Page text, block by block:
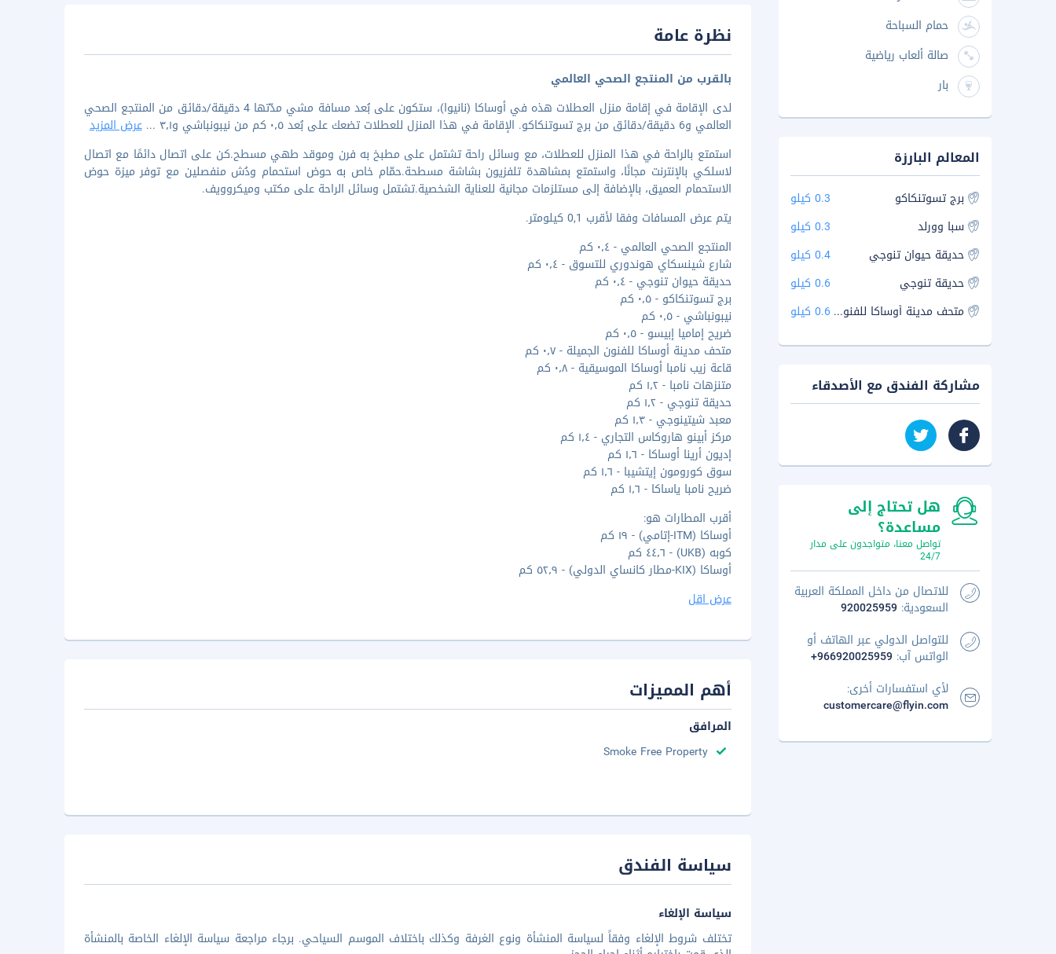
نظرة عامة
بالقرب من المنتجع الصحي العالمي
لدى الإقامة في إقامة منزل العطلات هذه في أوساكا (نانيوا)، ستكون على بُعد مسافة مشي مدّتها 4 دقيقة/دقائق من المنتجع الصحي
العالمي و6 دقيقة/دقائق من برج تسوتنكاكو. الإقامة في هذا المنزل للعطلات تضعك على بُعد ٠٫٥ كم من نيبونباشي و٣٫١
...عرض المزيد
استمتع بالراحة في هذا المنزل للعطلات، مع وسائل راحة تشتمل على مطبخ به فرن وموقد طهي مسطح.كن على اتصال دائمًا مع اتصال
لاسلكي بالإنترنت مجانًا، واستمتع بمشاهدة تلفزيون بشاشة مسطحة.حمّام خاص به حوض استحمام ودُش منفصلين مع توفر ميزة حوض
الاستحمام العميق، بالإضافة إلى مستلزمات مجانية للعناية الشخصية.تشتمل وسائل الراحة على مكتب وميكروويف.
يتم عرض المسافات وفقا لأقرب 0,1 كيلومتر.
المنتجع الصحي العالمي - ٠٫٤ كم
شارع شينسكاي هوندوري للتسوق - ٠٫٤ كم
حديقة حيوان تنوجي - ٠٫٤ كم
برج تسوتنكاكو - ٠٫٥ كم
نيبونباشي - ٠٫٥ كم
ضريح إماميا إبيسو - ٠٫٥ كم
متحف مدينة أوساكا للفنون الجميلة - ٠٫٧ كم
قاعة زيب نامبا أوساكا الموسيقية - ٠٫٨ كم
متنزهات نامبا - ١٫٢ كم
حديقة تنوجي - ١٫٢ كم
معبد شيتينوجي - ١٫٣ كم
مركز أبينو هاروكاس التجاري - ١٫٤ كم
إديون أرينا أوساكا - ١٫٦ كم
سوق كورومون إيتشيبا - ١٫٦ كم
ضريح نامبا ياساكا - ١٫٦ كم
أقرب المطارات هو:
أوساكا (ITM-إتامي) - ١٩ كم
كوبه (UKB) - ٤٤٫٦ كم
أوساكا (KIX-مطار كانساي الدولي) - ٥٢٫٩ كم
عرض اقل
أهم المميزات
المرافق
Smoke Free Property
سياسة الفندق
سياسة الإلغاء
تختلف شروط الإلغاء وفقاً لسياسة المنشأة ونوع الغرفة وكذلك باختلاف الموسم السياحي. برجاء مراجعة سياسة الإلغاء الخاصة بالمنشأة
حمام السباحة
صالة ألعاب رياضية
بار
المعالم البارزة
برج تسوتنكاكو
0.3 كيلو
سبا وورلد
0.3 كيلو
حديقة حيوان تنوجي
0.4 كيلو
حديقة تنوجي
0.6 كيلو
متحف مدينة أوساكا للفنون الجميلة0.6 كيلو
مشاركة الفندق مع الأصدقاء
هل تحتاج إلى
مساعدة؟
تواصل معنا، متواجدون على مدار
24/7
للاتصال من داخل المملكة العربية
السعودية: 920025959
للتواصل الدولي عبر الهاتف أو
الواتس آب: +966920025959
لأي استفسارات أخرى:
customercare@flyin.com